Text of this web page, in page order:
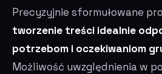
Precyzyjnie sformułowane
tworzenie treści idealnie
potrzebom i oczekiwaniom
Możliwość uwzględnienia w